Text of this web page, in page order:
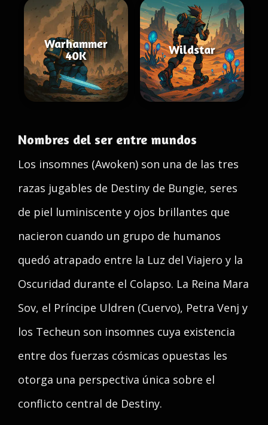
Warhammer
40K
Wildstar
Nombres del ser entre mundos
Los insomnes (Awoken) son una de las tres
razas jugables de Destiny de Bungie, seres
de piel luminiscente y ojos brillantes que
nacieron cuando un grupo de humanos
quedó atrapado entre la Luz del Viajero y la
Oscuridad durante el Colapso. La Reina Mara
Sov, el Príncipe Uldren (Cuervo), Petra Venj y
los Techeun son insomnes cuya existencia
entre dos fuerzas cósmicas opuestas les
otorga una perspectiva única sobre el
conflicto central de Destiny.